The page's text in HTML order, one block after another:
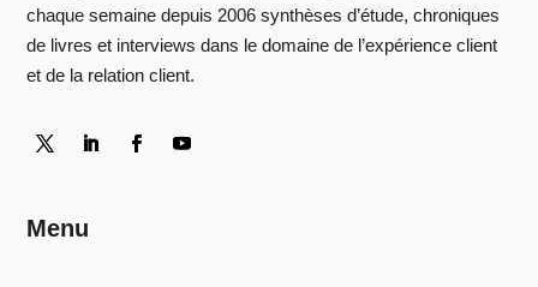
chaque semaine depuis 2006 synthèses d’étude, chroniques
de livres et interviews dans le domaine de l’expérience client
et de la relation client.
Menu